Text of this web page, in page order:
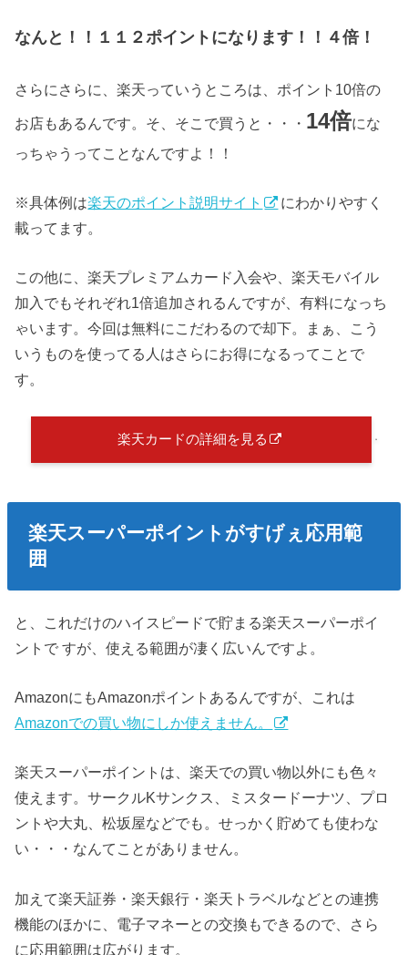
なんと！！１１２ポイントになります！！４倍！
さらにさらに、楽天っていうところは、ポイント10倍の
お店もあるんです。そ、そこで買うと・・・ 14倍にな
っちゃうってことなんですよ！！
※具体例は楽天のポイント説明サイト
にわかりやすく
載ってます。
この他に、楽天プレミアムカード入会や、楽天モバイル
加入でもそれぞれ1倍追加されるんですが、有料になっち
ゃいます。今回は無料にこだわるので却下。まぁ、こう
いうものを使ってる人はさらにお得になるってことで
す。
楽天カードの詳細を見る
楽天スーパーポイントがすげぇ応用範
囲
と、これだけのハイスピードで貯まる楽天スーパーポイ
ントで すが、使える範囲が凄く広いんですよ。
AmazonにもAmazonポイントあるんですが、これは
Amazonでの買い物にしか使えません。
楽天スーパーポイントは、楽天での買い物以外にも色々
使えます。サークルKサンクス、ミスタードーナツ、プロ
ントや大丸、松坂屋などでも。せっかく貯めても使わな
い・・・なんてことがありません。
加えて楽天証券・楽天銀行・楽天トラベルなどとの連携
機能のほかに、電子マネーとの交換もできるので、さら
に応用範囲は広がります。